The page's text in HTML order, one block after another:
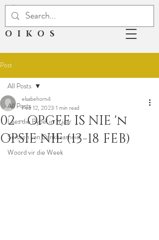
OIKOS
Post
All Posts
Lees die Bybel in 'n jaar
Seisoen van Dankbaarheid
Woord vir die Week
All Posts
02 - OPGEE IS NIE 'n
OPSIE NIE (13-18 FEB)
elsabehorn4
Feb 12, 2023 1 min read